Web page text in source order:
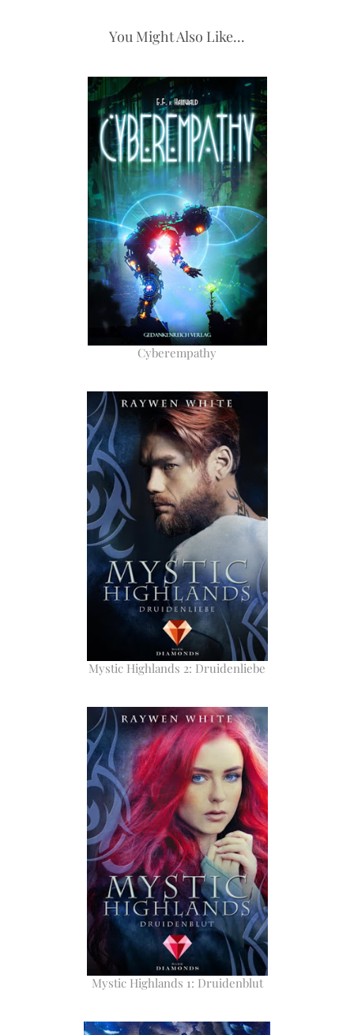
You Might Also Like...
Cyberempathy
Mystic Highlands 2: Druidenliebe
Mystic Highlands 1: Druidenblut